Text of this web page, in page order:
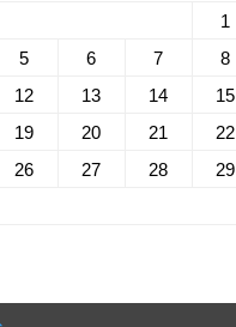
1
5 6 7 8
12 13 14 15
19 20 21 22
26 27 28 29